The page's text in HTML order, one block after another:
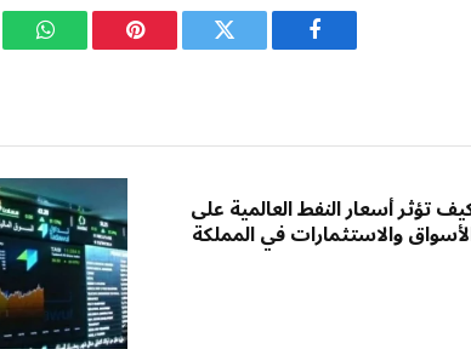
فيسبوك تويتر بينتيريست
تؤثر أسعار النفط العالمية على
والاستثمارات في المملكة